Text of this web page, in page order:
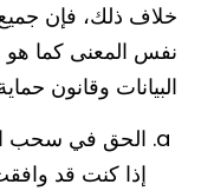
خلاف ذلك، فإن
نفس المعنى كما هو
البيانات وقانون
الحق في سحب
إذا كنت قد